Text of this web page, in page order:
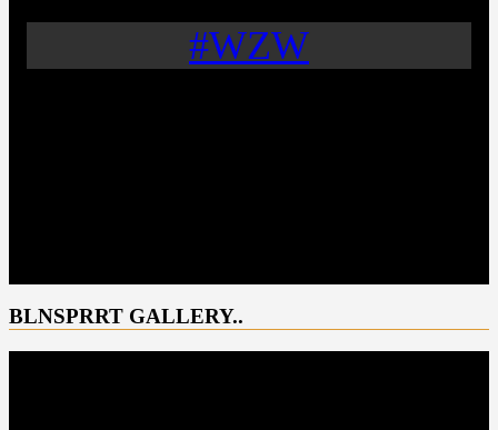
#WZW
BLNSPRRT GALLERY..